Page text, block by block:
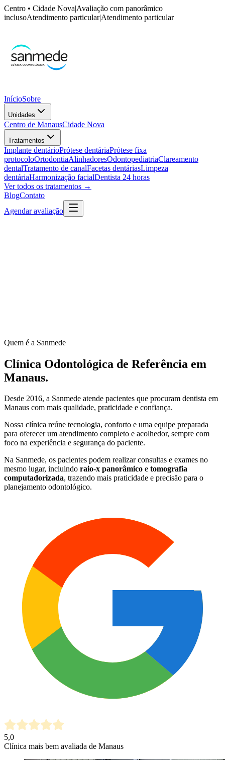
Centro • Cidade Nova|Avaliação com panorâmico
inclusoAtendimento particular|Atendimento particular
InícioSobre
Unidades
Centro de ManausCidade Nova
Tratamentos
Implante dentárioPrótese dentáriaPrótese fixa
protocoloOrtodontiaAlinhadoresOdontopediatriaClareamento
dentalTratamento de canalFacetas dentáriasLimpeza
dentáriaHarmonização facialDentista 24 horas
Ver todos os tratamentos →
BlogContato
Agendar avaliação
Quem é a Sanmede
Clínica Odontológica de Referência em
Manaus.
Desde 2016, a Sanmede atende pacientes que procuram dentista em
Manaus com mais qualidade, praticidade e confiança.
Nossa clínica reúne tecnologia, conforto e uma equipe preparada
para oferecer um atendimento completo e acolhedor, sempre com
foco na experiência e segurança do paciente.
Na Sanmede, os pacientes podem realizar consultas e exames no
mesmo lugar, incluindo raio-x panorâmico e tomografia
computadorizada, trazendo mais praticidade e precisão para o
planejamento odontológico.
5,0
Clínica mais bem avaliada de Manaus